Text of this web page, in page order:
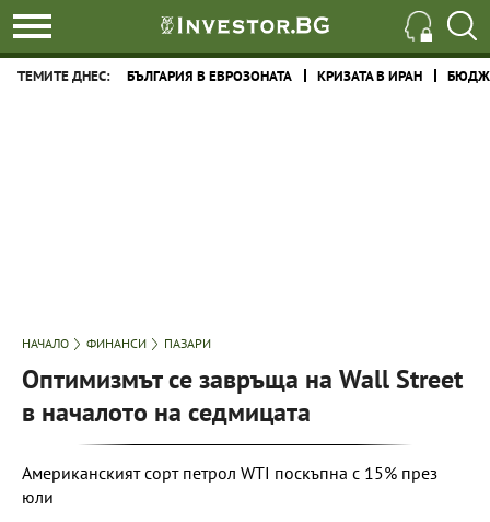
ТЕМИТЕ ДНЕС: БЪЛГАРИЯ В ЕВРОЗОНАТА КРИЗАТА В ИРАН
НАЧАЛО ФИНАНСИ ПАЗАРИ
Оптимизмът се завръща на Wall Street
в началото на седмицата
Американският сорт петрол WTI поскъпна с 15% през
юли